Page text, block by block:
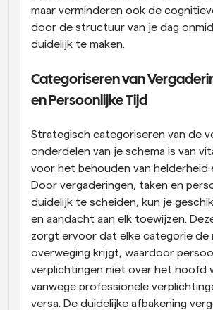
maar verminderen ook de
door de structuur van je dag
duidelijk te maken.
Categoriseren van
en Persoonlijke Tijd
Strategisch categoriseren van de
onderdelen van je schema is van
voor het behouden van helderheid
Door vergaderingen, taken en
duidelijk te scheiden, kun je
en aandacht aan elk toewijzen.
zorgt ervoor dat elke categorie de
overweging krijgt, waardoor
verplichtingen niet over het hoofd
vanwege professionele
versa. De duidelijke afbakening